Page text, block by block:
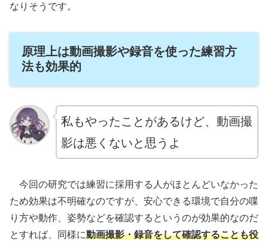
なりそうです。
原理上は動画撮影や録音を使った練習方
法も効果的
私もやったことがあるけど、動画撮
影は悪くないと思うよ
今回の研究では練習に採用する人がほとんどいなかった
ため効果は不明確なのですが、安心できる環境で自分の喋
り方や動作、姿勢などを確認するというのが効果的なのだ
とすれば、同様に動画撮影・録音をして確認することも役